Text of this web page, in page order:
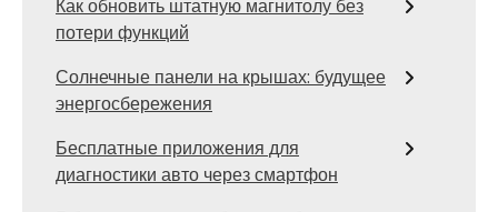
Как обновить штатную магнитолу без
потери функций
Солнечные панели на крышах: будущее
энергосбережения
Бесплатные приложения для
диагностики авто через смартфон